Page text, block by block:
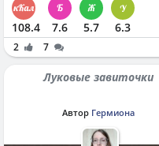
108.4 7.6 5.7 6.3
2 7
Луковые завиточки
Автор Гермиона